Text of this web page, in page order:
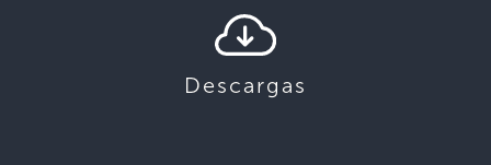
Descargas